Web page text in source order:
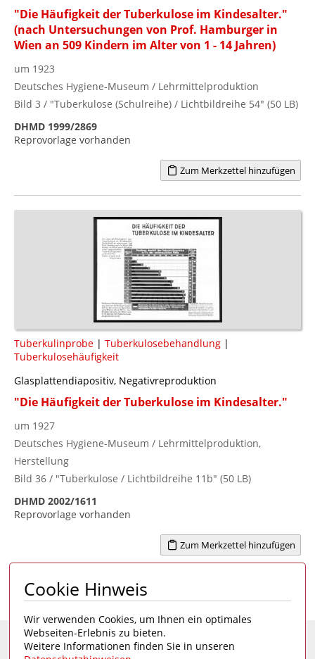
"Die Häufigkeit der Tuberkulose im Kindesalter."
(nach Untersuchungen von Prof. Hamburger in
Wien an 509 Kindern im Alter von 1 - 14 Jahren)
um 1923
Deutsches Hygiene-Museum / Lehrmittelproduktion
Bild 3 / "Tuberkulose (Schulreihe) / Lichtbildreihe 54" (50 LB)
DHMD 1999/2869
Reprovorlage vorhanden
Zum Merkzettel hinzufügen
Tuberkulinprobe | Tuberkulosebehandlung |
Tuberkulosehäufigkeit
Glasplattendiapositiv, Negativreproduktion
"Die Häufigkeit der Tuberkulose im Kindesalter."
um 1927
Deutsches Hygiene-Museum / Lehrmittelproduktion,
Herstellung
Bild 36 / "Tuberkulose / Lichtbildreihe 11b" (50 LB)
DHMD 2002/1611
Reprovorlage vorhanden
Zum Merkzettel hinzufügen
Seite 1 von 1 1
Eine Seite desDeutschen Hygiene-Museums
Cookie Hinweis
Wir verwenden Cookies, um Ihnen ein optimales
Webseiten-Erlebnis zu bieten.
Weitere Informationen finden Sie in unseren